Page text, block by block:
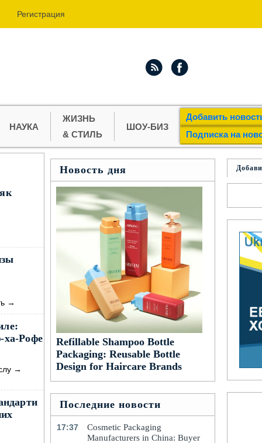
Регистрация
НАУКА
ЖИЗНЬ
& СТИЛЬ
ШОУ-БИЗ
Добавить
Подпиcка на
→
ха-Рофе
→
Новость дня
Refillable Shampoo Bottle
Packaging: Reusable Bottle
Design for Haircare Brands
Последние новости
17:37
Cosmetic Packaging
Manufacturers in China: Buyer